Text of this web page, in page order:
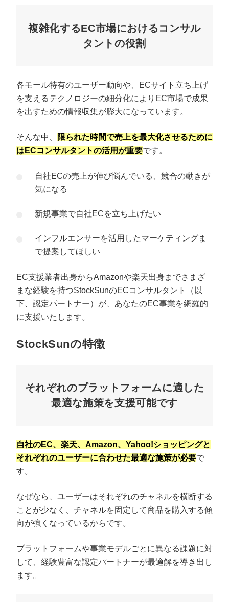
複雑化するEC市場におけるコンサル
タントの役割
各モール特有のユーザー動向や、ECサイト立ち上げ
を支えるテクノロジーの細分化によりEC市場で成果
を出すための情報収集が膨大になっています。
そんな中、
限られた時間で売上を最大化させるために
はECコンサルタントの活用が重要です。
自社ECの売上が伸び悩んでいる、競合の動きが
気になる
新規事業で自社ECを立ち上げたい
インフルエンサーを活用したマーケティングま
で提案してほしい
EC支援業者出身からAmazonや楽天出身までさまざ
まな経験を持つStockSunのECコンサルタント（以
下、認定パートナー）が、あなたのEC事業を網羅的
に支援いたします。
StockSunの特徴
それぞれのプラットフォームに適した
最適な施策を支援可能です
自社のEC、楽天、Amazon、Yahoo!ショッピングと
それぞれのユーザーに合わせた最適な施策が必要で
す。
なぜなら、ユーザーはそれぞれのチャネルを横断する
ことが少なく、チャネルを固定して商品を購入する傾
向が強くなっているからです。
プラットフォームや事業モデルごとに異なる課題に対
して、経験豊富な認定パートナーが最適解を導き出し
ます。